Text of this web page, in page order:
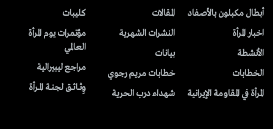
أبطال مكبلون بالأصفاد
اخبار المرأة
الأنشطة
الخطابات
المرأة في المقاومة الإيرانية
المقالات
النشرات الشهریة
بیانات
خطابات مريم رجوي
شهداء درب الحرية
کلیبات
مؤتمرات يوم المرأة
العالمي
مراجع ليبيرالية
وِثــائــق لجنــة المــرأة